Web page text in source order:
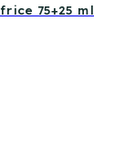
75+25 ml